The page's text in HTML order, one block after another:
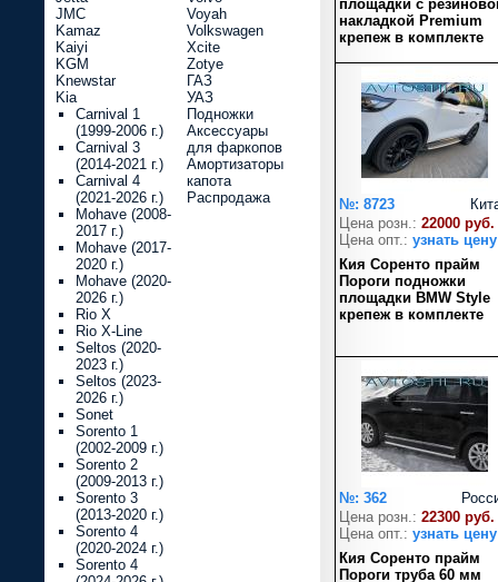
площадки с
накладкой Premium
крепеж в комплекте
№: 8723
Цена розн.: 22000 руб.
Цена опт.: узнать цену
Кия Соренто прайм
Пороги подножки
площадки BMW Style
крепеж в комплекте
№: 362
Цена розн.: 22300 руб.
Цена опт.: узнать цену
Кия Соренто прайм
Пороги труба 60 мм
JMC
Kamaz
Kaiyi
KGM
Knewstar
Kia
Carnival 1
(1999-2006 г.)
Carnival 3
(2014-2021 г.)
Carnival 4
(2021-2026 г.)
Mohave (2008-
2017 г.)
Mohave (2017-
2020 г.)
Mohave (2020-
2026 г.)
Rio X
Rio X-Line
Seltos (2020-
2023 г.)
Seltos (2023-
2026 г.)
Sonet
Sorento 1
(2002-2009 г.)
Sorento 2
(2009-2013 г.)
Sorento 3
(2013-2020 г.)
Sorento 4
(2020-2024 г.)
Sorento 4
Voyah
Volkswagen
Xcite
Zotye
ГАЗ
УАЗ
Подножки
Аксессуары
для фаркопов
Амортизаторы
капота
Распродажа